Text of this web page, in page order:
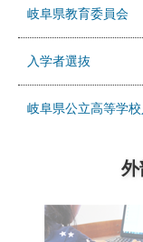
岐阜県教育委員会
入学者選抜
岐阜県公立高等学
外